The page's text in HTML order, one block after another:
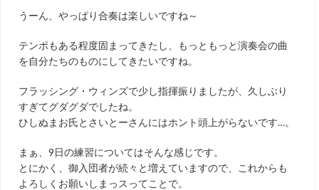
うーん、やっぱり合奏は楽しいですね～
テンポもある程度固まってきたし、もっともっと演奏会の曲
を自分たちのものにしてきたいですね。
フラッシング・ウィンズで少し指揮振りましたが、久しぶり
すぎてグダグダでしたね。
ひしぬまお氏とさいとーさんにはホント頭上がらないです…。
まぁ、9日の練習についてはそんな感じです。
とにかく、御入団者が続々と増えていますので、これからも
よろしくお願いしまっスってことで。